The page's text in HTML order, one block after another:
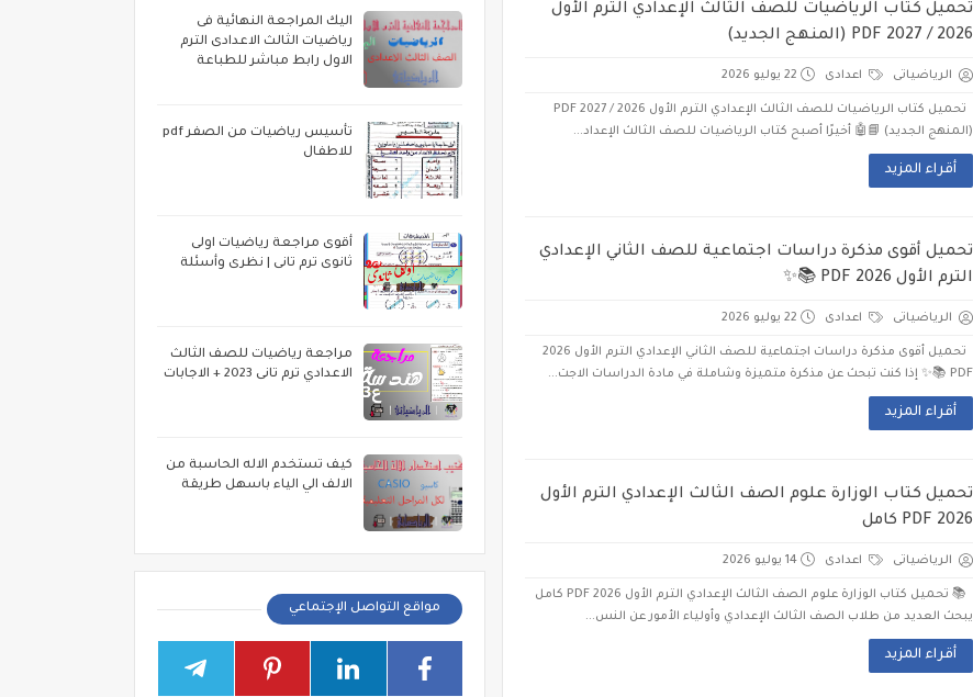
تحميل كتاب الرياضيات للصف الثالث الإعدادي الترم الأول
2026 / 2027 PDF (المنهج الجديد)
الرياضياتى اعدادى 22 يوليو 2026
تحميل كتاب الرياضيات للصف الثالث الإعدادي الترم الأول 2026 / 2027 PDF
(المنهج الجديد) 📘🤖 أخيرًا أصبح كتاب الرياضيات للصف الثالث الإعداد...
أقراء المزيد
تحميل أقوى مذكرة دراسات اجتماعية للصف الثاني الإعدادي
الترم الأول 2026 PDF 📚✨
الرياضياتى اعدادى 22 يوليو 2026
تحميل أقوى مذكرة دراسات اجتماعية للصف الثاني الإعدادي الترم الأول 2026
PDF 📚✨ إذا كنت تبحث عن مذكرة متميزة وشاملة في مادة الدراسات الاجت...
أقراء المزيد
تحميل كتاب الوزارة علوم الصف الثالث الإعدادي الترم الأول
2026 PDF كامل
الرياضياتى اعدادى 14 يوليو 2026
📚 تحميل كتاب الوزارة علوم الصف الثالث الإعدادي الترم الأول 2026 PDF كامل
يبحث العديد من طلاب الصف الثالث الإعدادي وأولياء الأمور عن النس...
أقراء المزيد
اليك المراجعة النهائية فى
رياضيات الثالث الاعدادى الترم
الاول رابط مباشر للطباعة
تأسيس رياضيات من الصفر pdf
للاطفال
أقوى مراجعة رياضيات اولى
ثانوى ترم تانى | نظرى وأسئلة
مراجعة رياضيات للصف الثالث
الاعدادي ترم تانى 2023 + الاجابات
كيف تستخدم الاله الحاسبة من
الالف الي الياء باسهل طريقة
مواقع التواصل الإجتماعي